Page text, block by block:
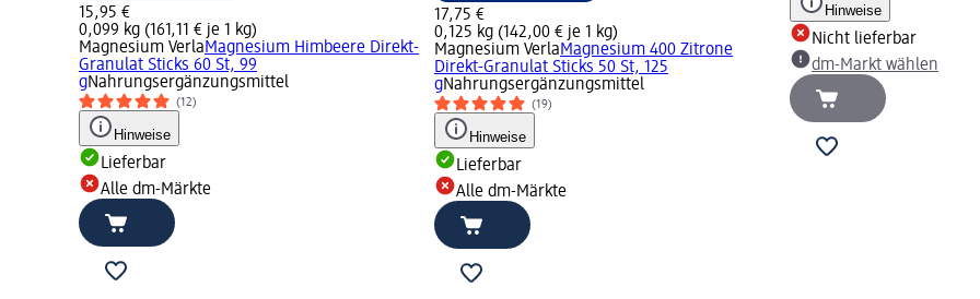
15,95 €
0,099 kg (161,11 € je 1 kg)
Magnesium VerlaMagnesium Himbeere Direkt-
Granulat Sticks 60 St, 99
gNahrungsergänzungsmittel
(12)
Hinweise
Lieferbar
Alle dm-Märkte
17,75 €
0,125 kg (142,00 € je 1 kg)
Magnesium VerlaMagnesium 400 Zitrone
Direkt-Granulat Sticks 50 St, 125
gNahrungsergänzungsmittel
(19)
Hinweise
Lieferbar
Alle dm-Märkte
Hinweise
Nicht lieferbar
dm-Markt wählen